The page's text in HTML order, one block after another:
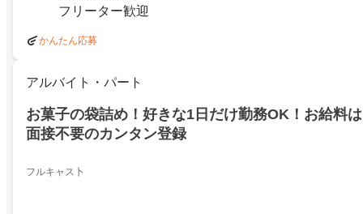
フリーター歓迎
かんたん応募
アルバイト・パート
お菓子の袋詰め！好きな1日だけ勤務OK！お給料
面接不要のカンタン登録
フルキャス卜